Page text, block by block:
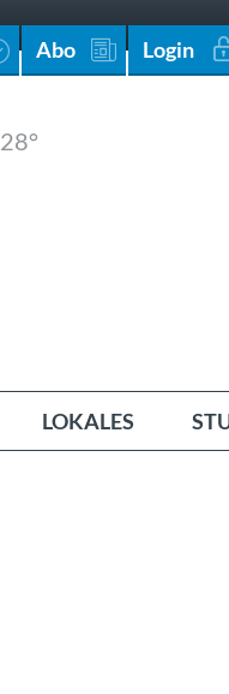
Abo Login
28°
LOKALES